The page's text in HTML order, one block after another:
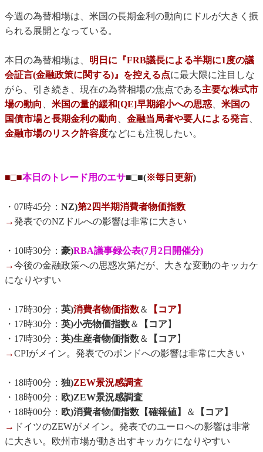
今週の為替相場は、米国の長期金利の動向にドルが大きく振
られる展開となっている。
本日の為替相場は、 明日に『FRB議長による半期に1度の議
会証言(金融政策に関する)』を控える点に最大限に注目しな
がら、引き続き、現在の為替相場の焦点である主要な株式市
場の動向 、 米国の量的緩和[QE]早期縮小への思惑、 米国の
国債市場と長期金利の動向 、 金融当局者や要人による発言、
金融市場のリスク許容度などにも注視したい。
■□■本日のトレード用のエサ■□■(※毎日更新)
・07時45分： NZ)第2四半期消費者物価指数
→発表でのNZドルへの影響は非常に大きい
・10時30分： 豪)RBA議事録公表(7月2日開催分)
→今後の金融政策への思惑次第だが、大きな変動のキッカケ
になりやすい
・17時30分： 英)消費者物価指数＆
【コア】
・17時30分： 英)小売物価指数＆ 【コア】
・17時30分： 英)生産者物価指数＆ 【コア】
→CPIがメイン。発表でのポンドへの影響は非常に大きい
・18時00分： 独)ZEW景況感調査
・18時00分： 欧)ZEW景況感調査
・18時00分： 欧)消費者物価指数【確報値】 ＆
【コア】
→ ドイツのZEWがメイン。発表でのユーロへの影響は非常
に大きい。欧州市場が動き出すキッカケになりやすい